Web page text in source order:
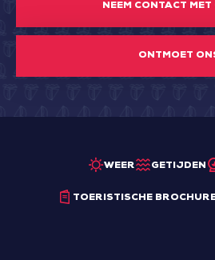
NEEM CONTACT MET
ONTMOET
WEER GETIJDEN
TOERISTISCHE